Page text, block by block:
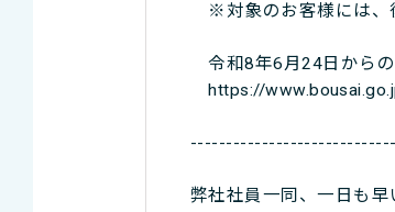
※対象のお客様には、
令和8年6月24日からの
https://
弊社社員一同、一日も早